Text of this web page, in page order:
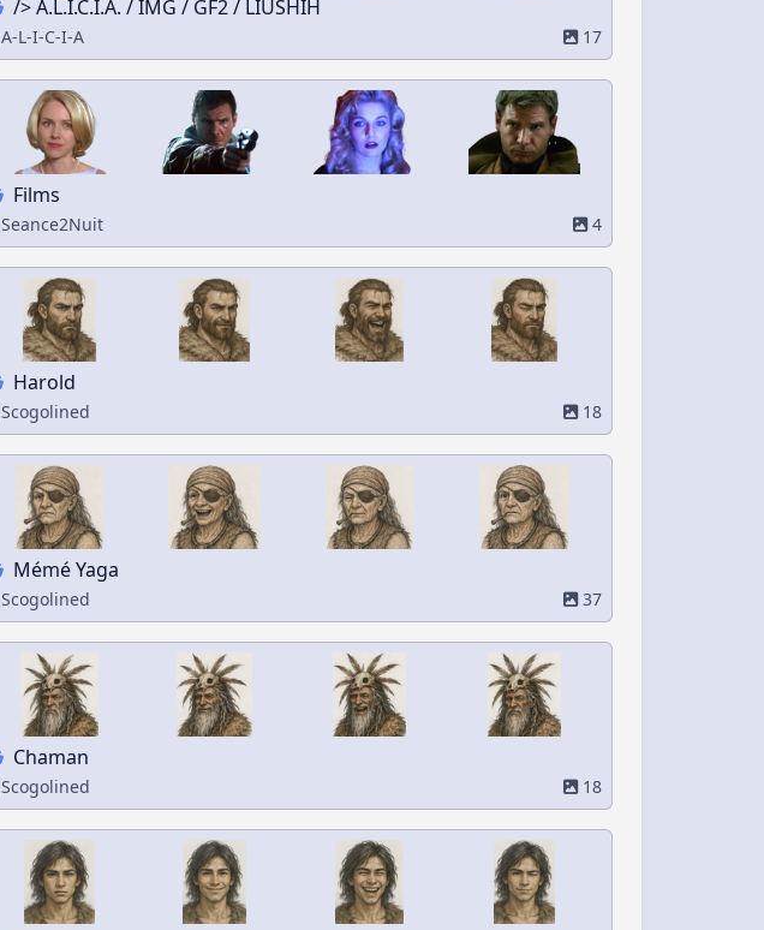
/> A.L.I.C.I.A. / IMG / GF2 / LIUSHIH
A-L-I-C-I-A 17
Films
Seance2Nuit 4
Harold
Scogolined 18
Mémé Yaga
Scogolined 37
Chaman
Scogolined 18